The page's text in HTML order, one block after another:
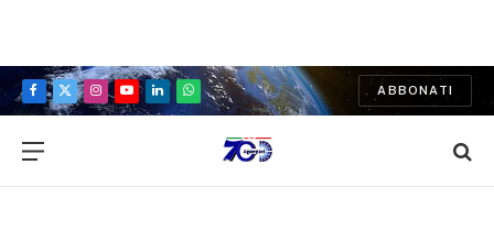
Facebook
X
Instagram
YouTubeLinkedInWhatsApp
ABBONATI